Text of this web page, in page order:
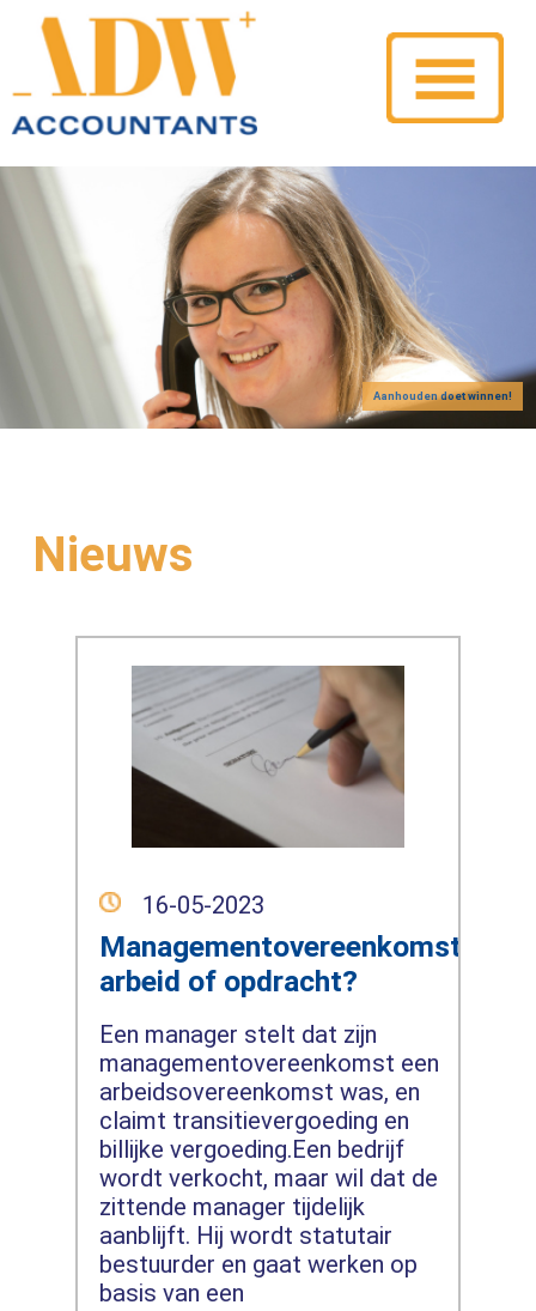
Aanhouden doet winnen!
Nieuws
16-05-2023
Managementovereenkomst:
arbeid of opdracht?
Een manager stelt dat zijn
managementovereenkomst een
arbeidsovereenkomst was, en
claimt transitievergoeding en
billijke vergoeding.Een bedrijf
wordt verkocht, maar wil dat de
zittende manager tijdelijk
aanblijft. Hij wordt statutair
bestuurder en gaat werken op
basis van een